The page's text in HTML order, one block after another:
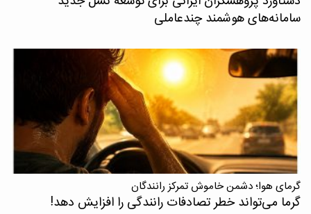
سامانه‌های هوشمند چندعاملی
گرمای هوا؛ دشمن خاموش تمرکز رانندگان
گرما می‌تواند خطر تصادفات رانندگی را افزایش دهد!